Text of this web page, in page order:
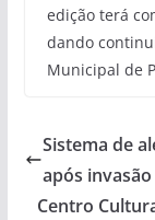
edição terá
dando
Municipal de
Sistema de
após
Centro